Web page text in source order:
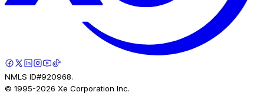
NMLS ID#920968.
© 1995-2026 Xe Corporation Inc.